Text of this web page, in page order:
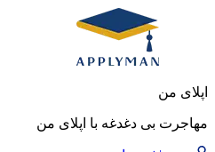
اپلای من
مهاجرت بی دغدغه با اپلای من